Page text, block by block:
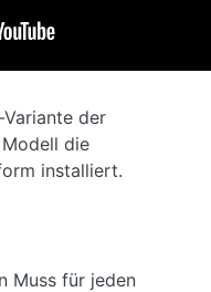
der
die
installiert.
Muss für jeden